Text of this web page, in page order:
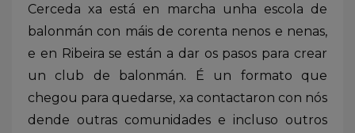
Cerceda xa está en marcha unha escola de
balonmán con máis de corenta nenos e nenas,
e en Ribeira se están a dar os pasos para crear
un club de balonmán. É un formato que
chegou para quedarse, xa contactaron con nós
dende outras comunidades e incluso outros